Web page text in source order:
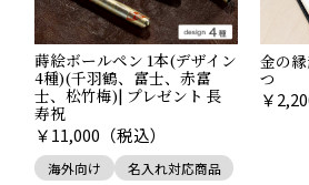
■関連記事
縁起物として喜ばれる、吉祥文様の
蒔絵ボールペン 1本(デザイン
4種)(千羽鶴、富士、赤富
士、松竹梅)| プレゼント 長
寿祝
￥11,000 （税込）
海外向け 名入れ対応商品
金の
つ
￥